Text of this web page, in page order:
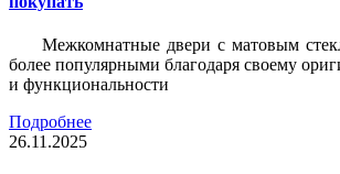
Межкомнатные двери с матовым
более популярными благодаря своему
и функциональности
Подробнее
26.11.2025